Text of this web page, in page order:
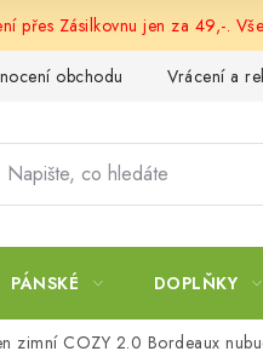
přes Zásilkovnu jen za 49,-.
obchodu Vrácení a
PÁNSKÉ DOPLŇKY
zimní COZY 2.0 Bordeaux